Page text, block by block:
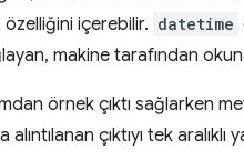
özelliğini içerebilir. datetime
makine tarafından
örnek çıktı sağlarken
çıktıyı tek